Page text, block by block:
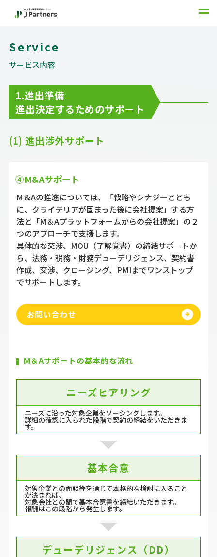
Service
サービス内容
1.進出準備
進出決定するためのサポート
(1) 進出渉外サポート
④M&Aサポート
M＆Aの推進については、「戦略やシナジーととも
に、クライテリアが固まった後に会社提案」する方
法と「M＆Aプラットフォームからの会社提案」の２
つのアプローチで支援します。
具体的な交渉、MOU（了解覚書）の締結サポートか
ら、法務・税務・財務デューデリジェンス、契約書
作成、交渉、クロージング、PMIまでワンストップ
でサポートします。
お問い合わせ
M＆Aサポートの基本的な流れ
ニーズヒアリング
ニーズに沿った対象企業をソーシングします。
詳細の確認に入られた段階で契約の締結をいただきま
す。
基本合意
対象企業との面談等を通じて本格的な検討に入ること
が決まれば、
対象会社との間で基本合意書を締結いただきます。
報酬はこの段階から発生します。
デューデリジェンス（DD）